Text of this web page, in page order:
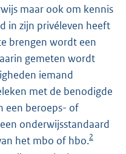
maar ook om kennis
in zijn privéleven heeft
brengen wordt een
gemeten wordt
iemand
met de benodigde
een beroeps- of
onderwijsstandaard
het mbo of hbo.2